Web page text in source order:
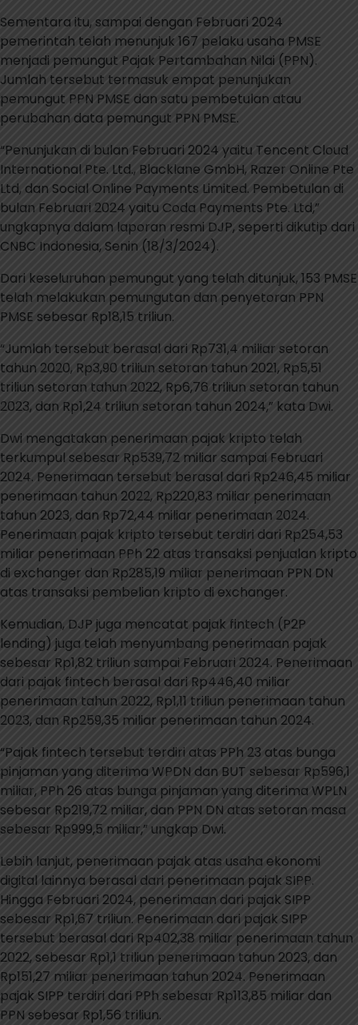
Sementara itu, sampai dengan Februari 2024
pemerintah telah menunjuk 167 pelaku usaha PMSE
menjadi pemungut Pajak Pertambahan Nilai (PPN).
Jumlah tersebut termasuk empat penunjukan
pemungut PPN PMSE dan satu pembetulan atau
perubahan data pemungut PPN PMSE.
“Penunjukan di bulan Februari 2024 yaitu Tencent Cloud
International Pte. Ltd., Blacklane GmbH, Razer Online Pte
Ltd, dan Social Online Payments Limited. Pembetulan di
bulan Februari 2024 yaitu Coda Payments Pte. Ltd,”
ungkapnya dalam laporan resmi DJP, seperti dikutip dari
CNBC Indonesia, Senin (18/3/2024).
Dari keseluruhan pemungut yang telah ditunjuk, 153 PMSE
telah melakukan pemungutan dan penyetoran PPN
PMSE sebesar Rp18,15 triliun.
“Jumlah tersebut berasal dari Rp731,4 miliar setoran
tahun 2020, Rp3,90 triliun setoran tahun 2021, Rp5,51
triliun setoran tahun 2022, Rp6,76 triliun setoran tahun
2023, dan Rp1,24 triliun setoran tahun 2024,” kata Dwi.
Dwi mengatakan penerimaan pajak kripto telah
terkumpul sebesar Rp539,72 miliar sampai Februari
2024. Penerimaan tersebut berasal dari Rp246,45 miliar
penerimaan tahun 2022, Rp220,83 miliar penerimaan
tahun 2023, dan Rp72,44 miliar penerimaan 2024.
Penerimaan pajak kripto tersebut terdiri dari Rp254,53
miliar penerimaan PPh 22 atas transaksi penjualan kripto
di exchanger dan Rp285,19 miliar penerimaan PPN DN
atas transaksi pembelian kripto di exchanger.
Kemudian, DJP juga mencatat pajak fintech (P2P
lending) juga telah menyumbang penerimaan pajak
sebesar Rp1,82 triliun sampai Februari 2024. Penerimaan
dari pajak fintech berasal dari Rp446,40 miliar
penerimaan tahun 2022, Rp1,11 triliun penerimaan tahun
2023, dan Rp259,35 miliar penerimaan tahun 2024.
“Pajak fintech tersebut terdiri atas PPh 23 atas bunga
pinjaman yang diterima WPDN dan BUT sebesar Rp596,1
miliar, PPh 26 atas bunga pinjaman yang diterima WPLN
sebesar Rp219,72 miliar, dan PPN DN atas setoran masa
sebesar Rp999,5 miliar,” ungkap Dwi.
Lebih lanjut, penerimaan pajak atas usaha ekonomi
digital lainnya berasal dari penerimaan pajak SIPP.
Hingga Februari 2024, penerimaan dari pajak SIPP
sebesar Rp1,67 triliun. Penerimaan dari pajak SIPP
tersebut berasal dari Rp402,38 miliar penerimaan tahun
2022, sebesar Rp1,1 triliun penerimaan tahun 2023, dan
Rp151,27 miliar penerimaan tahun 2024. Penerimaan
pajak SIPP terdiri dari PPh sebesar Rp113,85 miliar dan
PPN sebesar Rp1,56 triliun.